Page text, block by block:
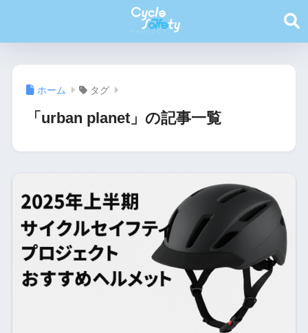
ホーム タグ
「urban planet」の記事一覧